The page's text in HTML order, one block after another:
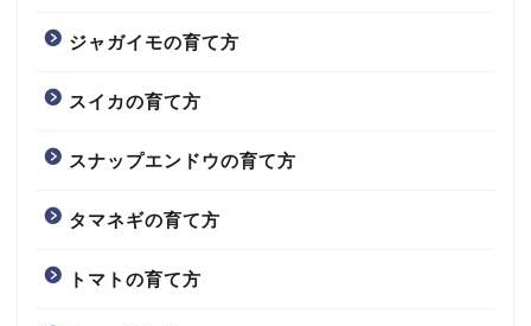
ジャガイモの育て方
スイカの育て方
スナップエンドウの育て方
タマネギの育て方
トマトの育て方